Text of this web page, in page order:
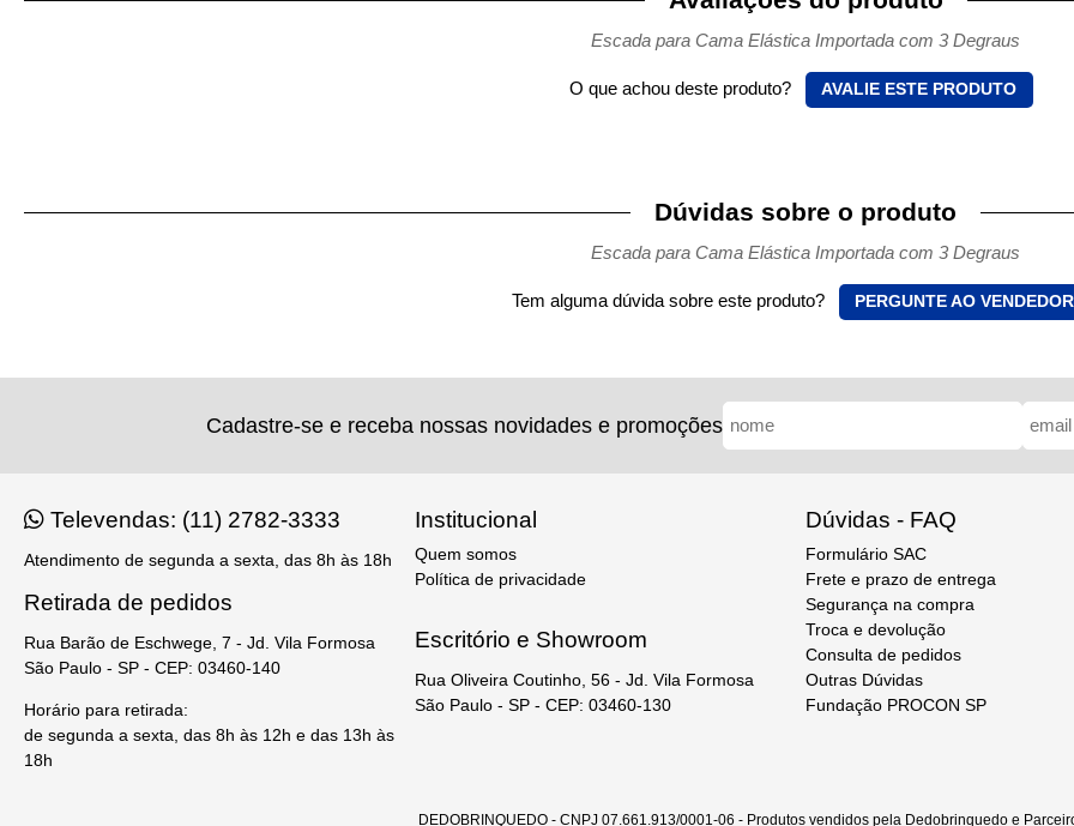
Escada para Cama Elástica Importada com 3 Degraus
O que achou deste produto? AVALIE ESTE PRODUTO
Dúvidas sobre o produto
Escada para Cama Elástica Importada com 3 Degraus
Tem alguma dúvida sobre este produto? PERGUNTE AO VENDEDOR
Cadastre-se e receba nossas novidades e promoções
Televendas: (11) 2782-3333
Atendimento de segunda a sexta, das 8h às 18h
Retirada de pedidos
Rua Barão de Eschwege, 7 - Jd. Vila Formosa
São Paulo - SP - CEP: 03460-140
Horário para retirada:
de segunda a sexta, das 8h às 12h e das 13h às
18h
Institucional
Quem somos
Política de privacidade
Escritório e Showroom
Rua Oliveira Coutinho, 56 - Jd. Vila Formosa
São Paulo - SP - CEP: 03460-130
Dúvidas - FAQ
Formulário SAC
Frete e prazo de entrega
Segurança na compra
Troca e devolução
Consulta de pedidos
Outras Dúvidas
Fundação PROCON SP
DEDOBRINQUEDO - CNPJ 07.661.913/0001-06 - Produtos vendidos pela Dedobrinquedo e